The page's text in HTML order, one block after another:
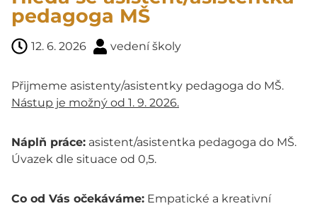
pedagoga MŠ
12. 6. 2026 vedení školy
Přijmeme asistenty/asistentky pedagoga do MŠ.
Nástup je možný od 1. 9. 2026.
Náplň práce: asistent/asistentka pedagoga do MŠ.
Úvazek dle situace od 0,5.
Co od Vás očekáváme: Empatické a kreativní